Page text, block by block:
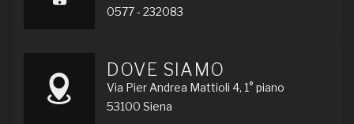
0577 - 232083
DOVE SIAMO
Via Pier Andrea Mattioli 4, 1° piano
53100 Siena